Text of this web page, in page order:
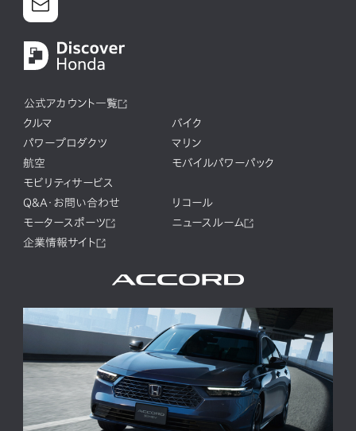
公式アカウント一覧
クルマ
バイク
パワープロダクツ
マリン
航空
モバイルパワーパック
モビリティサービス
Q&A・お問い合わせ
リコール
モータースポーツ
ニュースルーム
企業情報サイト